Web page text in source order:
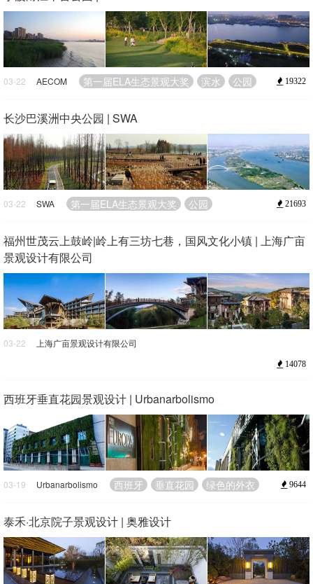
03-22 AECOM 第一届ELA生态景观大奖 滨水 公园 19322
长沙巴溪洲中央公园 | SWA
03-22 SWA 第一届ELA生态景观大奖 公园 21693
福州世茂云上鼓岭|岭上有三坊七巷，国风文化小镇 | 上海广亩
景观设计有限公司
03-22 上海广亩景观设计有限公司
新亚洲的建筑风格
14078
西班牙垂直花园景观设计 | Urbanarbolismo
03-19 Urbanarbolismo 西班牙 垂直花园 绿色的外衣 9644
泰禾·北京院子景观设计 | 奥雅设计